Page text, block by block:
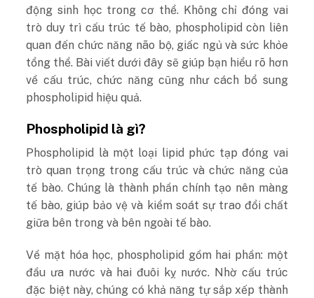
động sinh học trong cơ thể. Không chỉ đóng vai
trò duy trì cấu trúc tế bào, phospholipid còn liên
quan đến chức năng não bộ, giấc ngủ và sức khỏe
tổng thể. Bài viết dưới đây sẽ giúp bạn hiểu rõ hơn
về cấu trúc, chức năng cũng như cách bổ sung
phospholipid hiệu quả.
Phospholipid là gì?
Phospholipid là một loại lipid phức tạp đóng vai
trò quan trọng trong cấu trúc và chức năng của
tế bào. Chúng là thành phần chính tạo nên màng
tế bào, giúp bảo vệ và kiểm soát sự trao đổi chất
giữa bên trong và bên ngoài tế bào.
Về mặt hóa học, phospholipid gồm hai phần: một
đầu ưa nước và hai đuôi kỵ nước. Nhờ cấu trúc
đặc biệt này, chúng có khả năng tự sắp xếp thành